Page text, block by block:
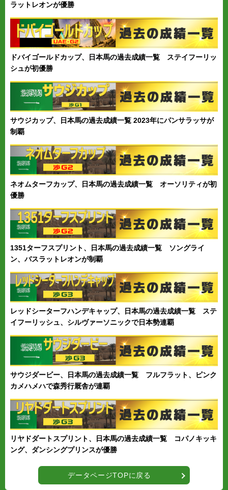
ラットレオンが優勝
ドバイゴールドカップ、日本馬の過去成績一覧 ステイフーリッ
シュが初優勝
サウジカップ、日本馬の過去成績一覧 2023年にパンサラッサが
制覇
ネオムターフカップ、日本馬の過去成績一覧 オーソリティが初
優勝
1351ターフスプリント、日本馬の過去成績一覧 ソングライ
ン、バスラットレオンが制覇
レッドシーターフハンデキャップ、日本馬の過去成績一覧 ステ
イフーリッシュ、シルヴァーソニックで日本勢連覇
サウジダービー、日本馬の過去成績一覧 フルフラット、ピンク
カメハメハで森秀行厩舎が連覇
リヤドダートスプリント、日本馬の過去成績一覧 コパノキッキ
ング、ダンシングプリンスが優勝
データページTOPに戻る